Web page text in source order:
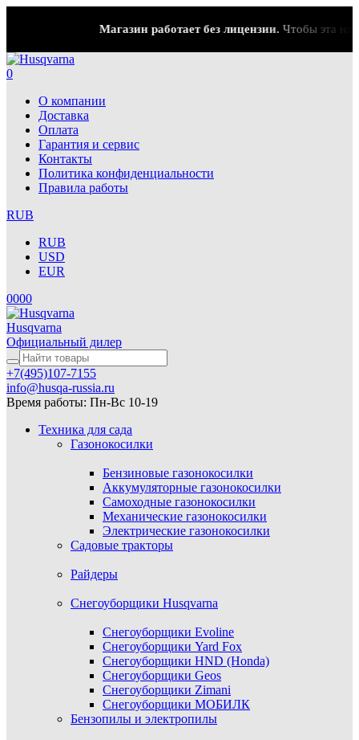
Магазин работает без лицензии.Чтобы эта
0
О компании
Доставка
Оплата
Гарантия и сервис
Контакты
Политика конфиденциальности
Правила работы
RUB
RUB
USD
EUR
0000
Husqvarna
Официальный дилер
+7(495)107-7155
info@husqa-russia.ru
Время работы: Пн-Вс 10-19
Техника для сада
Газонокосилки
Бензиновые газонокосилки
Аккумуляторные газонокосилки
Самоходные газонокосилки
Механические газонокосилки
Электрические газонокосилки
Садовые тракторы
Райдеры
Снегоуборщики Husqvarna
Снегоуборщики Evoline
Снегоуборщики Yard Fox
Снегоуборщики HND (Honda)
Снегоуборщики Geos
Снегоуборщики Zimani
Снегоуборщики МОБИЛК
Бензопилы и электропилы